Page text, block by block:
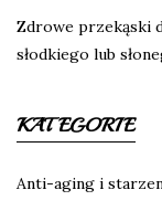
Zdrowe przekąski
słodkiego lub
KATEGORIE
Anti-aging i